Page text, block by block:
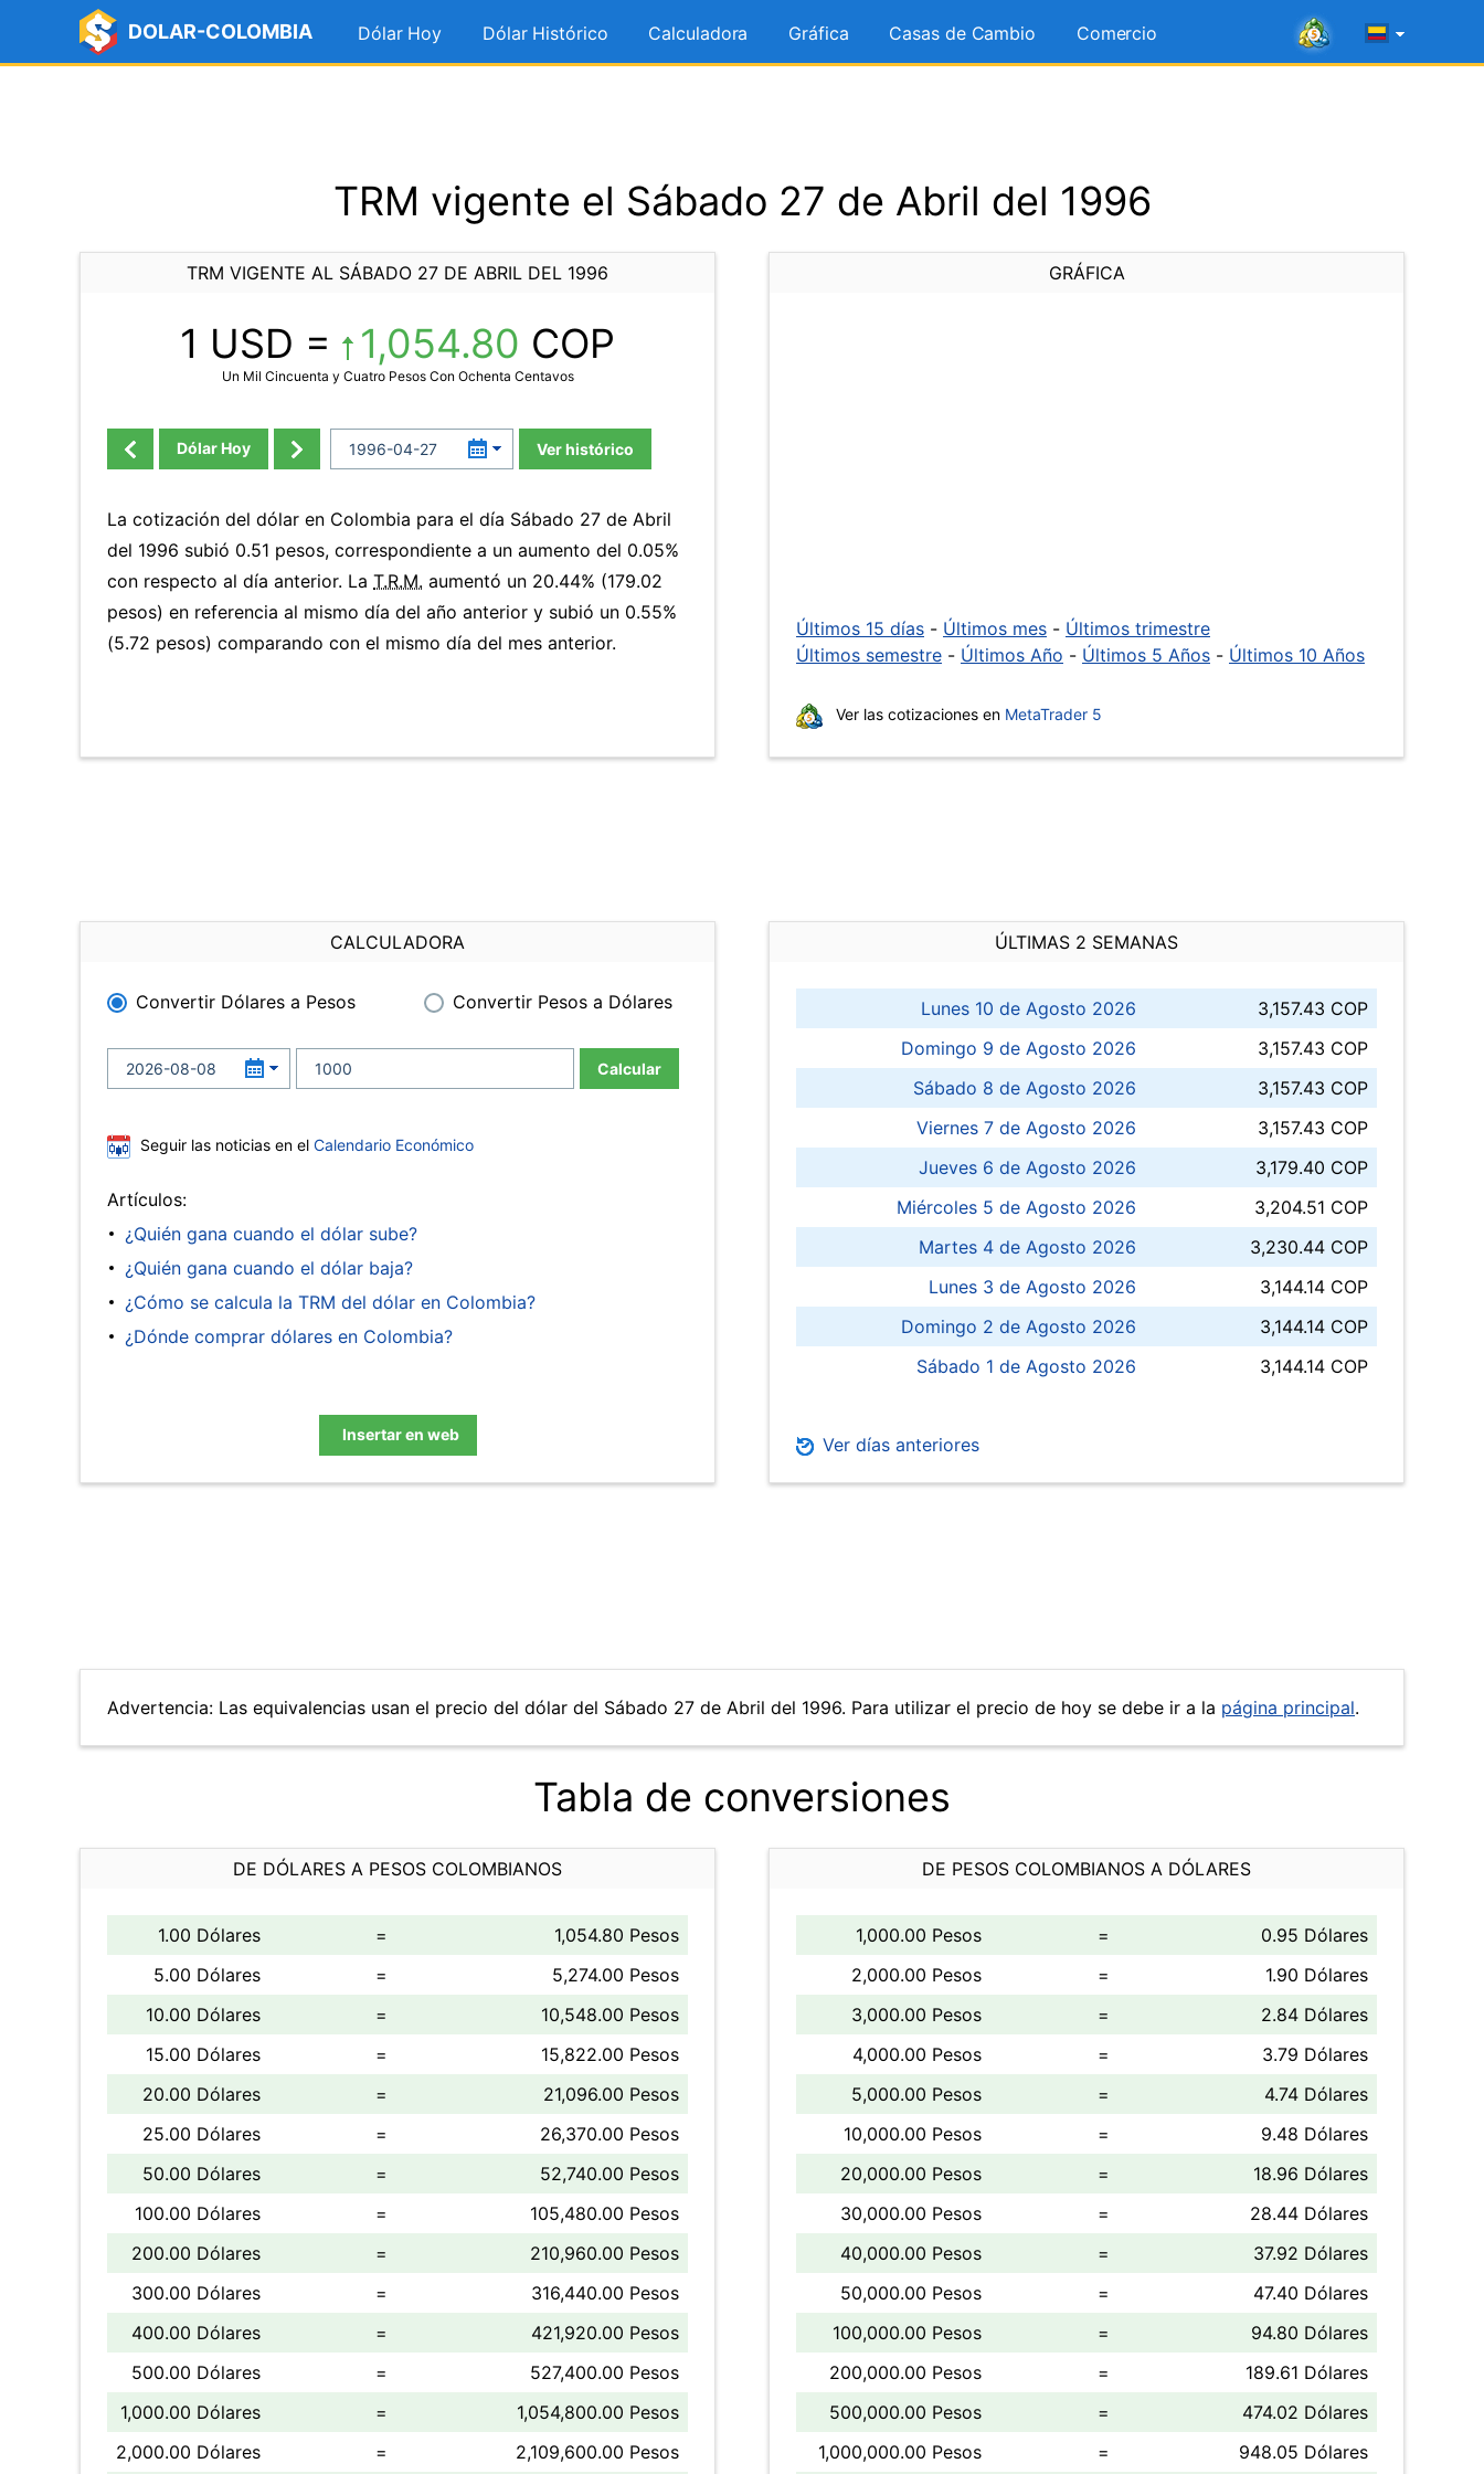
DOLAR-COLOMBIA Dólar Hoy Dólar Histórico Calculadora Gráfica Casas de Cambio Comercio
TRM vigente el Sábado 27 de Abril del 1996
TRM VIGENTE AL SÁBADO 27 DE ABRIL DEL 1996
1 USD = 1,054.80 COP
Un Mil Cincuenta y Cuatro Pesos Con Ochenta Centavos
Dólar Hoy Ver histórico
La cotización del dólar en Colombia para el día Sábado 27 de Abril
del 1996 subió 0.51 pesos, correspondiente a un aumento del 0.05%
con respecto al día anterior. La T.R.M. aumentó un 20.44% (179.02
pesos) en referencia al mismo día del año anterior y subió un 0.55%
(5.72 pesos) comparando con el mismo día del mes anterior.
GRÁFICA
Últimos 15 días - Últimos mes - Últimos trimestre
Últimos semestre - Últimos Año - Últimos 5 Años - Últimos 10 Años
Ver las cotizaciones en MetaTrader 5
CALCULADORA
Convertir Dólares a Pesos Convertir Pesos a Dólares
Calcular
Seguir las noticias en el Calendario Económico
Artículos:
¿Quién gana cuando el dólar sube?
¿Quién gana cuando el dólar baja?
¿Cómo se calcula la TRM del dólar en Colombia?
¿Dónde comprar dólares en Colombia?
Insertar en web
ÚLTIMAS 2 SEMANAS
Lunes 10 de Agosto 2026
3,157.43 COP
Domingo 9 de Agosto 2026
3,157.43 COP
Sábado 8 de Agosto 2026
3,157.43 COP
Viernes 7 de Agosto 2026
3,157.43 COP
Jueves 6 de Agosto 2026
3,179.40 COP
Miércoles 5 de Agosto 2026
3,204.51 COP
Martes 4 de Agosto 2026
3,230.44 COP
Lunes 3 de Agosto 2026
3,144.14 COP
Domingo 2 de Agosto 2026
3,144.14 COP
Sábado 1 de Agosto 2026
3,144.14 COP
Ver días anteriores
Advertencia: Las equivalencias usan el precio del dólar del Sábado 27 de Abril del 1996. Para utilizar el precio de hoy se debe ir a la página principal.
Tabla de conversiones
DE DÓLARES A PESOS COLOMBIANOS
1.00 Dólares =
1,054.80 Pesos
5.00 Dólares
=
5,274.00 Pesos
10.00 Dólares
=
10,548.00 Pesos
15.00 Dólares
=
15,822.00 Pesos
20.00 Dólares
=
21,096.00 Pesos
25.00 Dólares
=
26,370.00 Pesos
50.00 Dólares
=
52,740.00 Pesos
100.00 Dólares
=
105,480.00 Pesos
200.00 Dólares
=
210,960.00 Pesos
300.00 Dólares
=
316,440.00 Pesos
400.00 Dólares
=
421,920.00 Pesos
500.00 Dólares
=
527,400.00 Pesos
1,000.00 Dólares
=
1,054,800.00 Pesos
2,000.00 Dólares
= 2,109,600.00 Pesos
DE PESOS COLOMBIANOS A DÓLARES
1,000.00 Pesos =
0.95 Dólares
2,000.00 Pesos
=
1.90 Dólares
3,000.00 Pesos
=
2.84 Dólares
4,000.00 Pesos
=
3.79 Dólares
5,000.00 Pesos
=
4.74 Dólares
10,000.00 Pesos
=
9.48 Dólares
20,000.00 Pesos
=
18.96 Dólares
30,000.00 Pesos
=
28.44 Dólares
40,000.00 Pesos
=
37.92 Dólares
50,000.00 Pesos
=
47.40 Dólares
100,000.00 Pesos
=
94.80 Dólares
200,000.00 Pesos
=
189.61 Dólares
500,000.00 Pesos
=
474.02 Dólares
1,000,000.00 Pesos
= 948.05 Dólares